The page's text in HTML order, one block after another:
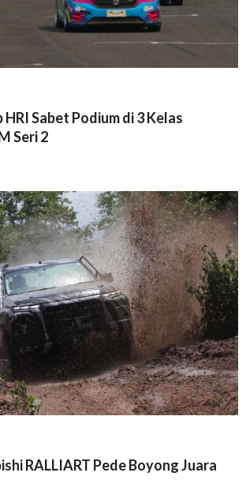
HRI Sabet Podium di 3 Kelas
Seri 2
RALLIART Pede Boyong Juara